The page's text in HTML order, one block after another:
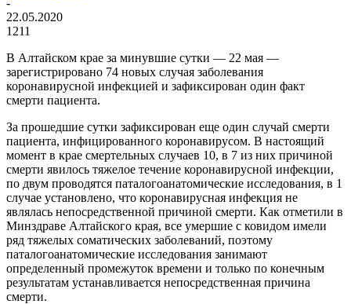
22.05.2020
1211
В Алтайском крае за минувшие сутки — 22 мая —
зарегистрировано 74 новых случая заболевания
коронавирусной инфекцией и зафиксирован один факт
смерти пациента.
За прошедшие сутки зафиксирован еще один случай смерти
пациента, инфицированного коронавирусом. В настоящий
момент в крае смертельных случаев 10, в 7 из них причиной
смерти явилось тяжелое течение коронавирусной инфекции,
по двум проводятся паталогоанатомические исследования, в 1
случае установлено, что коронавирусная инфекция не
являлась непосредственной причиной смерти. Как отметили в
Минздраве Алтайского края, все умершие с ковидом имели
ряд тяжелых соматических заболеваний, поэтому
паталогоанатомические исследования занимают
определенный промежуток времени и только по конечным
результатам устанавливается непосредственная причина
смерти.